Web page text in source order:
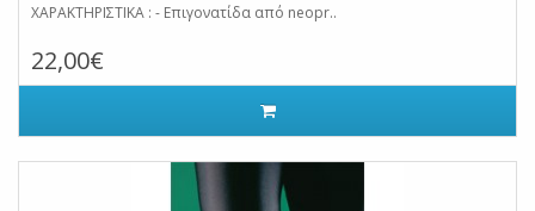
ΧΑΡΑΚΤΗΡΙΣΤΙΚΑ : - Επιγονατίδα από neopr..
22,00€